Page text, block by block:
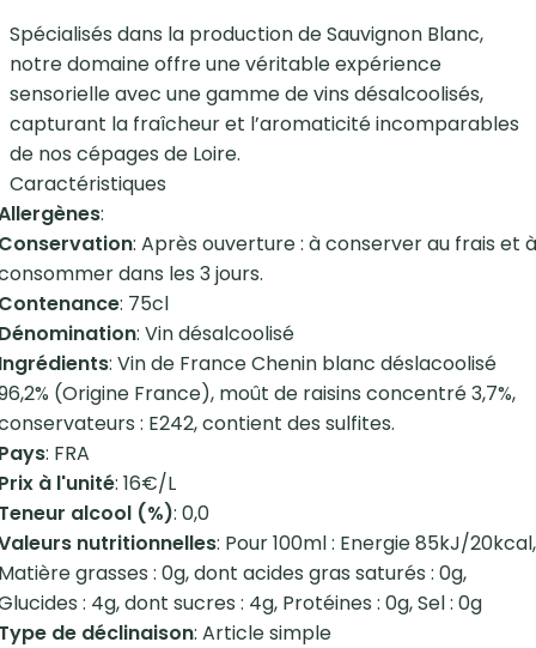
Spécialisés dans la production de Sauvignon Blanc,
notre domaine offre une véritable expérience
sensorielle avec une gamme de vins désalcoolisés,
capturant la fraîcheur et l’aromaticité incomparables
de nos cépages de Loire.
Caractéristiques
:
: Après ouverture : à conserver au frais et à
dans les 3 jours.
: 75cl
: Vin désalcoolisé
: Vin de France Chenin blanc déslacoolisé
(Origine France), moût de raisins concentré 3,7%,
: E242, contient des sulfites.
: FRA
à l'unité: 16€/L
alcool (%): 0,0
nutritionnelles: Pour 100ml : Energie 85kJ/20kcal,
grasses : 0g, dont acides gras saturés : 0g,
: 4g, dont sucres : 4g, Protéines : 0g, Sel : 0g
de déclinaison: Article simple